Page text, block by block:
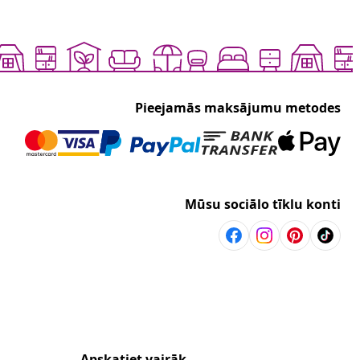
Pieejamās maksājumu metodes
Mūsu sociālo tīklu konti